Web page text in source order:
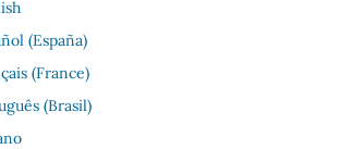
(España)
(France)
(Brasil)